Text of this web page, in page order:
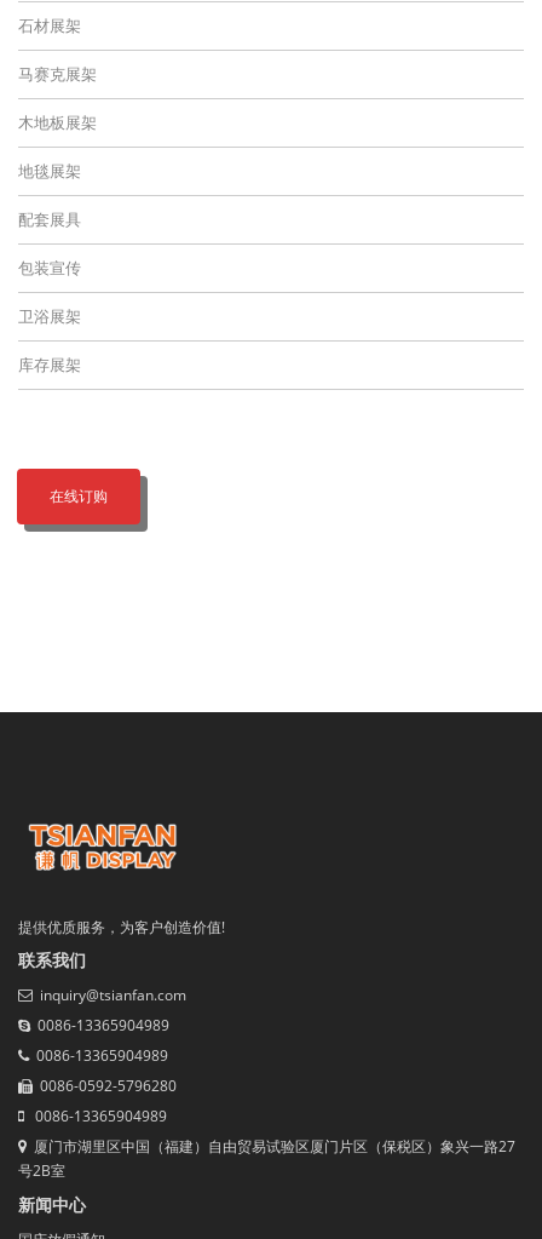
石材展架
马赛克展架
木地板展架
地毯展架
配套展具
包装宣传
卫浴展架
库存展架
在线订购
提供优质服务，为客户创造价值!
联系我们
inquiry@tsianfan.com
0086-13365904989
0086-13365904989
0086-0592-5796280
0086-13365904989
厦门市湖里区中国（福建）自由贸易试验区厦门片区（保税区）象兴一路27
号2B室
新闻中心